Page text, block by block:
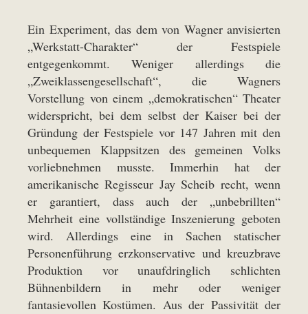
Ein Experiment, das dem von Wagner anvisierten
„Werkstatt-Charakter“ der Festspiele
entgegenkommt. Weniger allerdings die
„Zweiklassengesellschaft“, die Wagners
Vorstellung von einem „demokratischen“ Theater
widerspricht, bei dem selbst der Kaiser bei der
Gründung der Festspiele vor 147 Jahren mit den
unbequemen Klappsitzen des gemeinen Volks
vorliebnehmen musste. Immerhin hat der
amerikanische Regisseur Jay Scheib recht, wenn
er garantiert, dass auch der „unbebrillten“
Mehrheit eine vollständige Inszenierung geboten
wird. Allerdings eine in Sachen statischer
Personenführung erzkonservative und kreuzbrave
Produktion vor unaufdringlich schlichten
Bühnenbildern in mehr oder weniger
fantasievollen Kostümen. Aus der Passivität der